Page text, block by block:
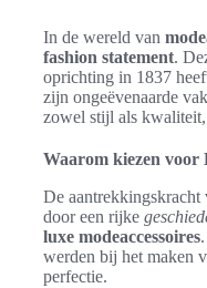
In de wereld van
fashion statement.
oprichting in 1837
zijn ongeëvenaarde
zowel stijl als kwaliteit,
Waarom kiezen voor
De aantrekkingskracht
door een rijke
luxe modeaccessoires
werden bij het maken
perfectie.